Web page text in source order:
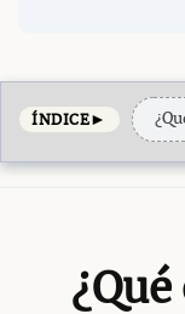
ÍNDICE►